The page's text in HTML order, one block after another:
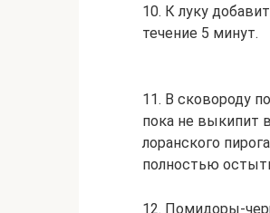
10. К луку
течение 5 минут.
11. В сковороду
пока не выкипит
лоранского
полностью
12. Помидоры-